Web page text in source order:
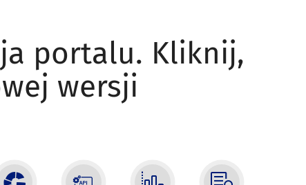
portalu. Kliknij,
wersji